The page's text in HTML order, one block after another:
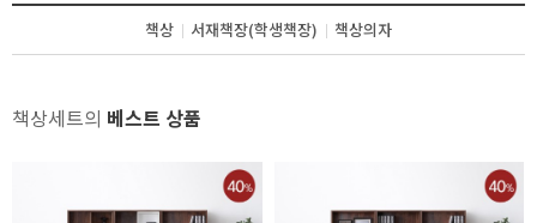
책상 서재책장(학생책장) 책상의자
책상세트의 베스트 상품